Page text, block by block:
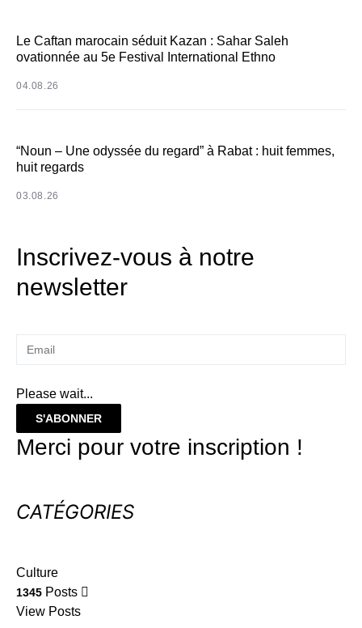
Le Caftan marocain séduit Kazan : Sahar Saleh
ovationnée au 5e Festival International Ethno
04.08.26
“Noun – Une odyssée du regard” à Rabat : huit femmes,
huit regards
03.08.26
Inscrivez-vous à notre
newsletter
Please wait...
S'ABONNER
Merci pour votre inscription !
CATÉGORIES
Culture
1345 Posts
View Posts